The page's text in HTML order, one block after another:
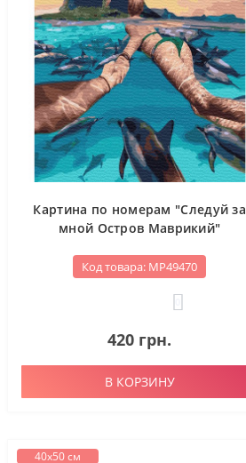
Картина по номерам "Следуй за
мной Остров Маврикий"
Код товара: МР49470
420 грн.
В КОРЗИНУ
40х50 см